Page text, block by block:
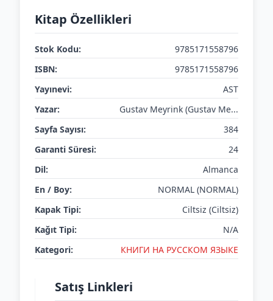
Kitap Özellikleri
Stok Kodu:
9785171558796
ISBN:
9785171558796
Yayınevi:
AST
Yazar:
Gustav Meyrink (Gustav Me...
Sayfa Sayısı:
384
Garanti Süresi:
24
Dil:
Almanca
En / Boy:
NORMAL (NORMAL)
Kapak Tipi:
Ciltsiz (Ciltsiz)
Kağıt Tipi:
N/A
Kategori:
КНИГИ НА РУССКОМ ЯЗЫКЕ
Satış Linkleri